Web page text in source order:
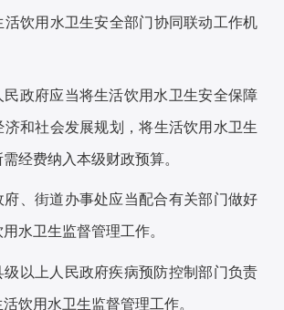
活饮用水卫生安全部门协同联动工作机
民政府应当将生活饮用水卫生安全保障
济和社会发展规划，将生活饮用水卫生
经费纳入本级财政预算。
府、街道办事处应当配合有关部门做好
水卫生监督管理工作。
以上人民政府疾病预防控制部门负责
饮用水卫生监督管理工作。